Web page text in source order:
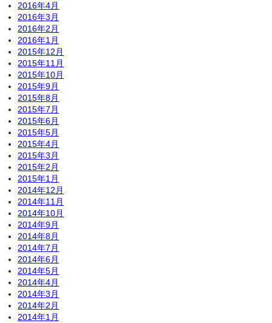
2016年4月
2016年3月
2016年2月
2016年1月
2015年12月
2015年11月
2015年10月
2015年9月
2015年8月
2015年7月
2015年6月
2015年5月
2015年4月
2015年3月
2015年2月
2015年1月
2014年12月
2014年11月
2014年10月
2014年9月
2014年8月
2014年7月
2014年6月
2014年5月
2014年4月
2014年3月
2014年2月
2014年1月